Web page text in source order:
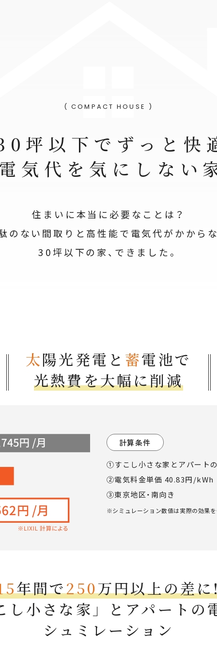
( COMPACT HOUSE )
坪以下でずっと快
気代を気にしない
住まいに本当に必要なことは？
のない間取りと高性能で電気代がかから
30坪以下の家、できました。
太陽光発電と 蓄電池で
光熱費を大幅に削減
計算条件
①すこし小さな家とアパート
②電気料金単価 40.83円/kWh
③東京地区・南向き
※シミュレーション数値は実際の効果
年間で250万円以上の差
し小さな家」とアパートの
シュミレーション